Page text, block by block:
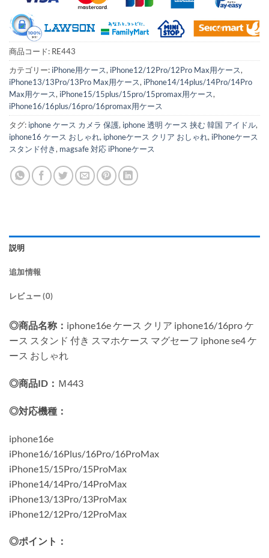
商品コード: RE443
カテゴリー: iPhone用ケース, iPhone12/12Pro/12Pro Max用ケース,
iPhone13/13Pro/13Pro Max用ケース, iPhone14/14plus/14Pro/14Pro
Max用ケース, iPhone15/15plus/15pro/15promax用ケース,
iPhone16/16plus/16pro/16promax用ケース
タグ: iphone ケース カメラ 保護, iphone 透明 ケース 挟む 韓国 アイドル,
iphone16 ケース おしゃれ, iphoneケース クリア おしゃれ, iPhoneケース
スタンド付き, magsafe 対応 iPhoneケース
説明
追加情報
レビュー (0)
◎商品名称： iphone16e ケース クリア iphone16/16pro ケ
ース スタンド 付き スマホケース マグセーフ iphone se4 ケ
ース おしゃれ
◎商品ID： Ｍ443
◎対応機種：
iphone16e
iPhone16/16Plus/16Pro/16ProMax
iPhone15/15Pro/15ProMax
iPhone14/14Pro/14ProMax
iPhone13/13Pro/13ProMax
iPhone12/12Pro/12ProMax
◎ポイント：